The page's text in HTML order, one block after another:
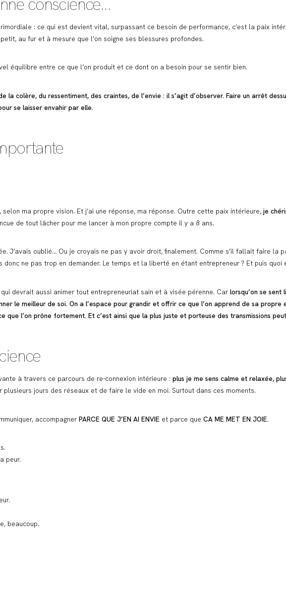
: ce qui est devient vital, surpassant ce besoin de performance, c’est la paix
au fur et à mesure que l’on soigne ses blessures profondes.
équilibre entre ce que l’on produit et ce dont on a besoin pour se sentir bien.
la colère, du ressentiment, des craintes, de l’envie : il s’agit d’observer. Faire un arrêt
se laisser envahir par elle.
ma propre vision. Et j’ai une réponse, ma réponse. Outre cette paix intérieure, je
de tout lâcher pour me lancer à mon propre compte il y a 8 ans.
J’avais oublié… Ou je croyais ne pas y avoir droit, finalement. Comme s’il fallait faire la
donc ne pas trop en demander. Le temps et la liberté en étant entrepreneur ? Et puis quoi
devrait aussi animer tout entrepreneuriat sain et à visée pérenne. Car lorsqu’on se sent
le meilleur de soi. On a l’espace pour grandir et offrir ce que l’on apprend de sa propre
que l’on prône fortement. Et c’est ainsi que la plus juste et porteuse des transmissions
à travers ce parcours de re-connexion intérieure : plus je me sens calme et relaxée,
plusieurs jours des réseaux et de faire le vide en moi. Surtout dans ces moments.
accompagner PARCE QUE J’EN AI ENVIE et parce que CA ME MET EN JOIE.
peur.
beaucoup.